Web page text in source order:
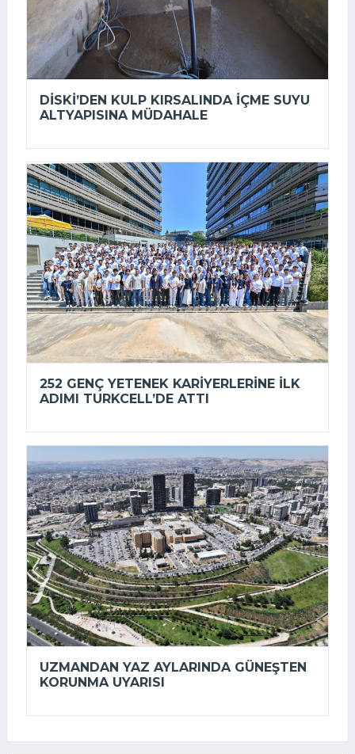
DİSKİ’DEN KULP KIRSALINDA IÇME SUYU
ALTYAPISINA MÜDAHALE
252 GENÇ YETENEK KARIYERLERINE ILK
ADIMI TURKCELL’DE ATTI
UZMANDAN YAZ AYLARINDA GÜNEŞTEN
KORUNMA UYARISI